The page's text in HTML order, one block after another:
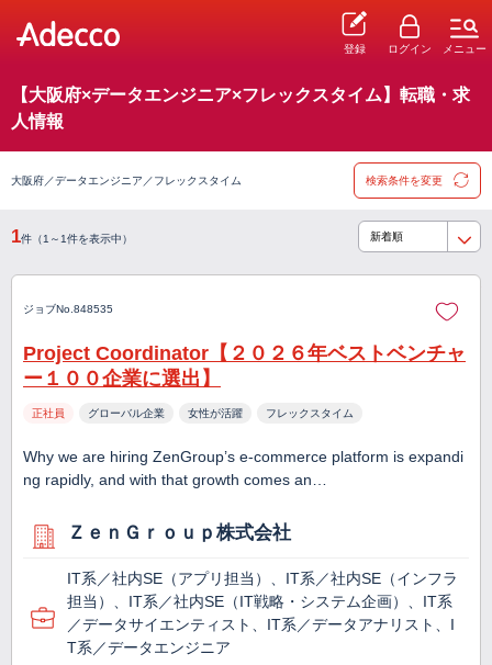
登録 ログイン メニュー
【大阪府×データエンジニア×フレックスタイム】転職・求
人情報
大阪府／データエンジニア／フレックスタイム 検索条件を変更
1件（1～1件を表示中）
ジョブNo.848535
Project Coordinator【２０２６年ベストベンチャ
ー１００企業に選出】
正社員 グローバル企業 女性が活躍 フレックスタイム
Why we are hiring ZenGroup’s e-commerce platform is expandi
ng rapidly, and with that growth comes an…
ＺｅｎＧｒｏｕｐ株式会社
IT系／社内SE（アプリ担当）、IT系／社内SE（インフラ
担当）、IT系／社内SE（IT戦略・システム企画）、IT系
／データサイエンティスト、IT系／データアナリスト、I
T系／データエンジニア